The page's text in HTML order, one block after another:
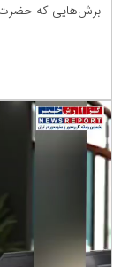
برش‌هایی كه حضرت